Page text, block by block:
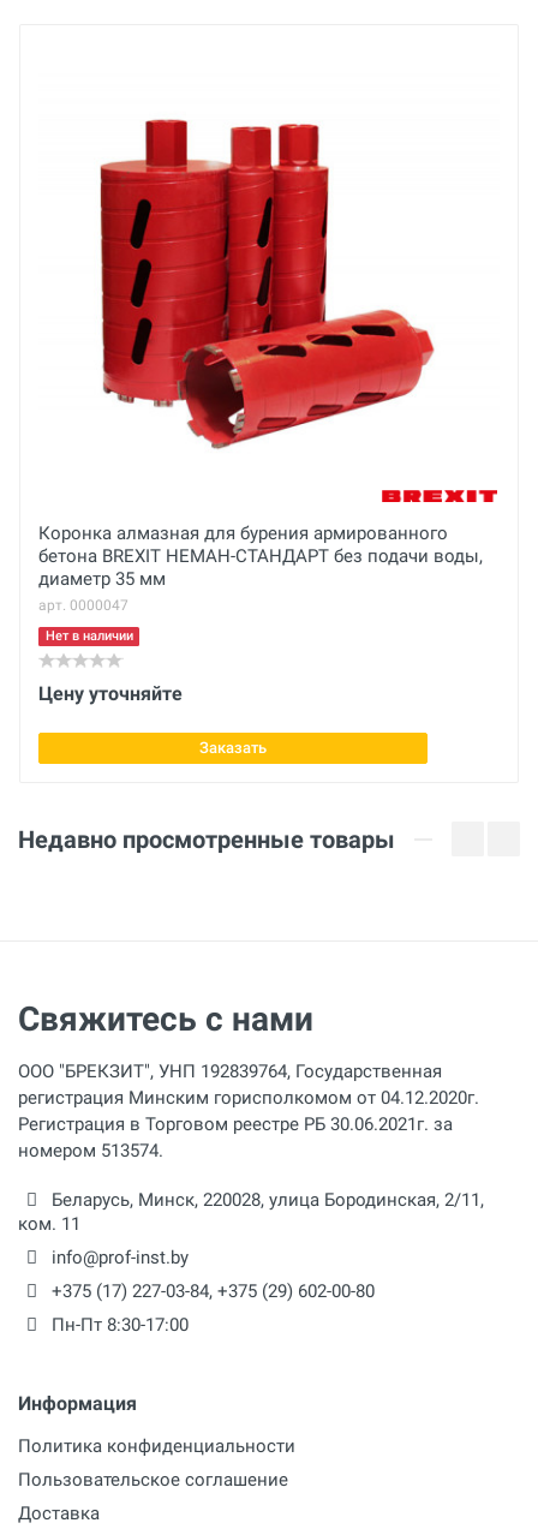
Основные
Габариты с упаковкой (ДхШхВ)
Вес нетто
Макс. диаметр
250 мм
Ваше сообщение
Коронка алмазная для бурения армированного
бетона BREXIT НЕМАН-СТАНДАРТ без подачи воды,
диаметр 35 мм
арт. 0000047
Нет в наличии
Цену уточняйте
Заказать
Недавно просмотренные товары
Свяжитесь с нами
ООО "БРЕКЗИТ", УНП 192839764, Государственная
регистрация Минским горисполкомом от 04.12.2020г.
Регистрация в Торговом реестре РБ 30.06.2021г. за
номером 513574.
Беларусь, Минск, 220028, улица Бородинская, 2/11,
ком. 11
info@prof-inst.by
+375 (17) 227-03-84, +375 (29) 602-00-80
Пн-Пт 8:30-17:00
Информация
Политика конфиденциальности
Пользовательское соглашение
Доставка